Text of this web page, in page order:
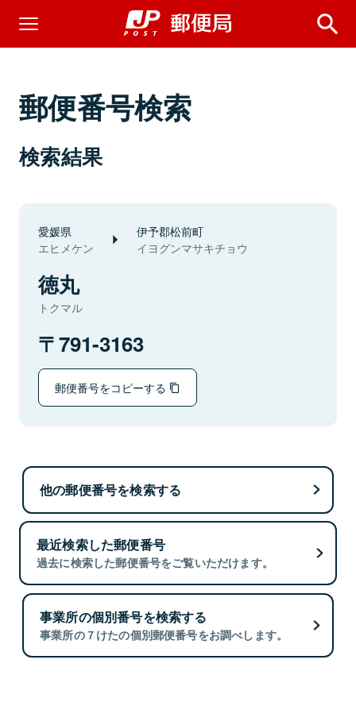
郵便番号検索
検索結果
愛媛県
エヒメケン
伊予郡松前町
イヨグンマサキチョウ
徳丸
トクマル
791-3163
郵便番号をコピーする
他の郵便番号を検索する
最近検索した郵便番号
過去に検索した郵便番号をご覧いただけます。
事業所の個別番号を検索する
事業所の７けたの個別郵便番号をお調べします。